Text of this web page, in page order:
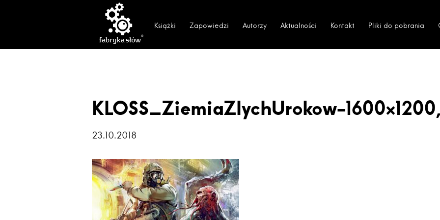
Książki Zapowiedzi Autorzy Aktualności Kontakt Pliki do pobrania
KLOSS_ZiemiaZlychUrokow-
23.10.2018